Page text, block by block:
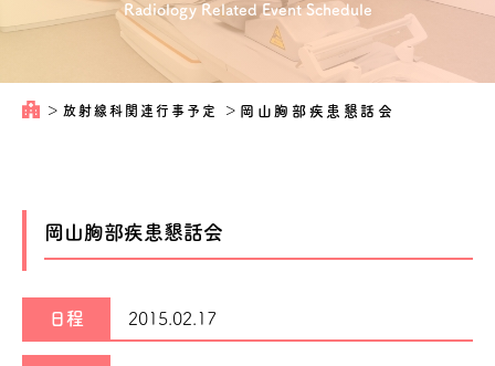
Radiology Related Event Schedule
＞ 放射線科関連行事予定 ＞ 岡山胸部疾患懇話会
岡山胸部疾患懇話会
日程 2015.02.17